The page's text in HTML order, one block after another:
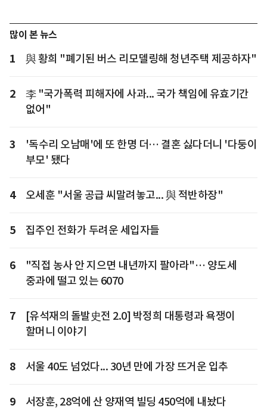
많이 본 뉴스
1 與 황희 "폐기된 버스 리모델링해 청년주택 제공하자"
2
李 "국가폭력 피해자에 사과... 국가 책임에 유효기간
없어"
3
'독수리 오남매'에 또 한명 더… 결혼 싫다더니 '다둥이
부모' 됐다
4 오세훈 "서울 공급 씨말려놓고... 與 적반하장"
5 집주인 전화가 두려운 세입자들
6
"직접 농사 안 지으면 내년까지 팔아라"… 양도세
중과에 떨고 있는 6070
7
[유석재의 돌발史전 2.0] 박정희 대통령과 욕쟁이
할머니 이야기
8 서울 40도 넘었다... 30년 만에 가장 뜨거운 입추
9 서장훈, 28억에 산 양재역 빌딩 450억에 내놨다